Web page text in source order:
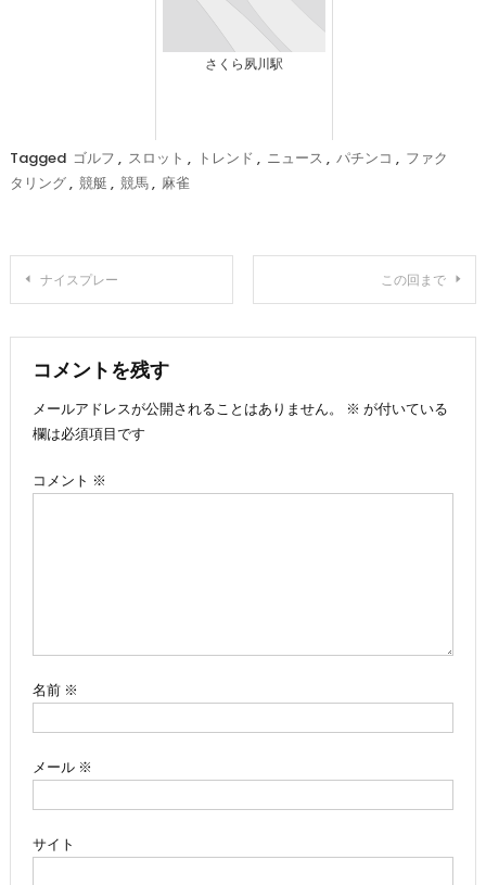
さくら夙川駅
Tagged ゴルフ , スロット , トレンド , ニュース , パチンコ , ファク
タリング, 競艇 , 競馬, 麻雀
投
ナ
ビ
ゲ
ナイスプレー この回まで
コメントを残す
メールアドレスが公開されることはありません。
※ が付いている
欄は必須項目です
コメント ※
名前 ※
メール ※
サイト